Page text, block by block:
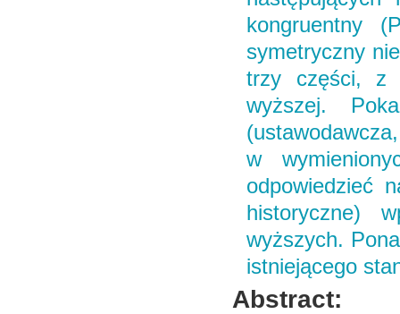
kongruentny
symetryczny
trzy części, z
wyższej.
w
odpowiedzieć
historyczne)
wyższych.
istniejącego
Abstract: